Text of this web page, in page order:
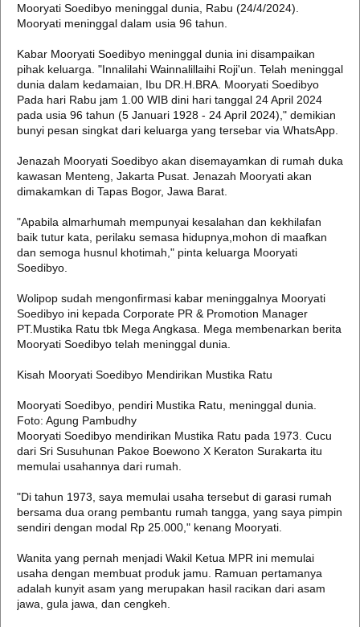
Mooryati Soedibyo meninggal dunia, Rabu (24/4/2024).
Mooryati meninggal dalam usia 96 tahun.
Kabar Mooryati Soedibyo meninggal dunia ini disampaikan
pihak keluarga. "Innalilahi Wainnalillaihi Roji'un. Telah meninggal
dunia dalam kedamaian, Ibu DR.H.BRA. Mooryati Soedibyo
Pada hari Rabu jam 1.00 WIB dini hari tanggal 24 April 2024
pada usia 96 tahun (5 Januari 1928 - 24 April 2024)," demikian
bunyi pesan singkat dari keluarga yang tersebar via WhatsApp.
Jenazah Mooryati Soedibyo akan disemayamkan di rumah duka
kawasan Menteng, Jakarta Pusat. Jenazah Mooryati akan
dimakamkan di Tapas Bogor, Jawa Barat.
"Apabila almarhumah mempunyai kesalahan dan kekhilafan
baik tutur kata, perilaku semasa hidupnya,mohon di maafkan
dan semoga husnul khotimah," pinta keluarga Mooryati
Soedibyo.
Wolipop sudah mengonfirmasi kabar meninggalnya Mooryati
Soedibyo ini kepada Corporate PR & Promotion Manager
PT.Mustika Ratu tbk Mega Angkasa. Mega membenarkan berita
Mooryati Soedibyo telah meninggal dunia.
Kisah Mooryati Soedibyo Mendirikan Mustika Ratu
Mooryati Soedibyo, pendiri Mustika Ratu, meninggal dunia.
Foto: Agung Pambudhy
Mooryati Soedibyo mendirikan Mustika Ratu pada 1973. Cucu
dari Sri Susuhunan Pakoe Boewono X Keraton Surakarta itu
memulai usahannya dari rumah.
"Di tahun 1973, saya memulai usaha tersebut di garasi rumah
bersama dua orang pembantu rumah tangga, yang saya pimpin
sendiri dengan modal Rp 25.000," kenang Mooryati.
Wanita yang pernah menjadi Wakil Ketua MPR ini memulai
usaha dengan membuat produk jamu. Ramuan pertamanya
adalah kunyit asam yang merupakan hasil racikan dari asam
jawa, gula jawa, dan cengkeh.